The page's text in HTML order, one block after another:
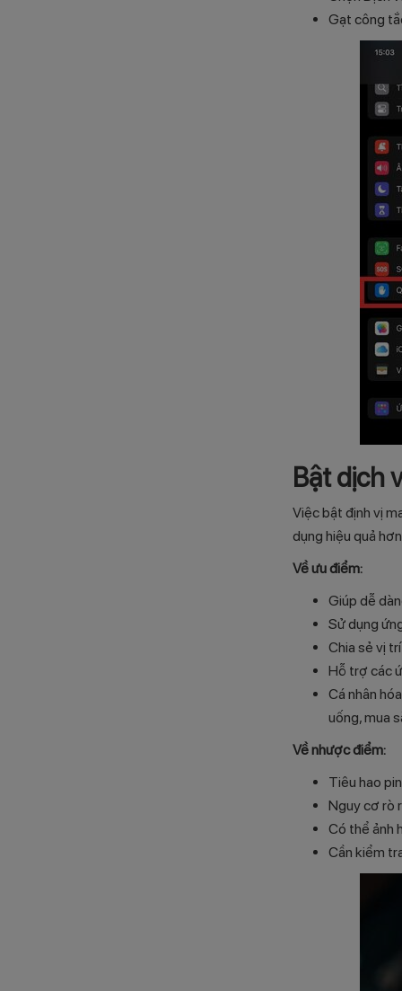
Gạt công
Bật dịch
Việc bật định vị
dụng hiệu quả
Về ưu điểm:
Giúp dễ
Sử dụng
Chia sẻ vị
Hỗ trợ các
Cá nhân
uống, mua
Về nhược điểm:
Tiêu hao
Nguy cơ rò
Có thể ảnh
Cần kiểm